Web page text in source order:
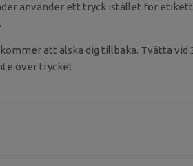
använder ett tryck istället för
att älska dig tillbaka. Tvätta vid
över trycket.